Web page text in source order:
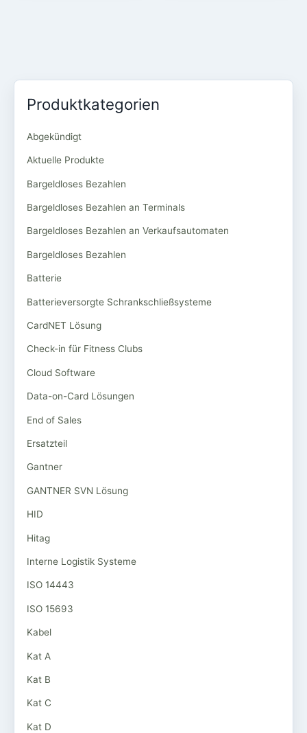
Produktkategorien
Abgekündigt
Aktuelle Produkte
Bargeldloses Bezahlen
Bargeldloses Bezahlen an Terminals
Bargeldloses Bezahlen an Verkaufsautomaten
Bargeldloses Bezahlen
Batterie
Batterieversorgte Schrankschließsysteme
CardNET Lösung
Check-in für Fitness Clubs
Cloud Software
Data-on-Card Lösungen
End of Sales
Ersatzteil
Gantner
GANTNER SVN Lösung
HID
Hitag
Interne Logistik Systeme
ISO 14443
ISO 15693
Kabel
Kat A
Kat B
Kat C
Kat D